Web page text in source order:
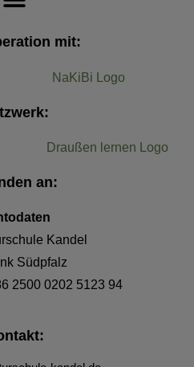
mit:
an:
Kandel
Südpfalz
25000202 5123 94